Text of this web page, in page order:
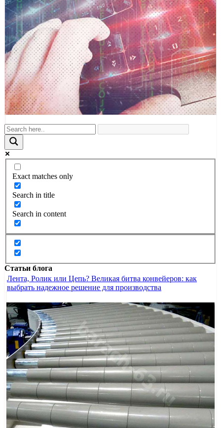
Exact matches only
Search in title
Search in content
Статьи блога
Лента, Ролик или Цепь? Великая битва конвейеров: как
выбрать надежное решение для производства